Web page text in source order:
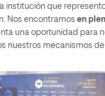
institución que
Nos encontramos en
una oportunidad para
nuestros mecanismos de